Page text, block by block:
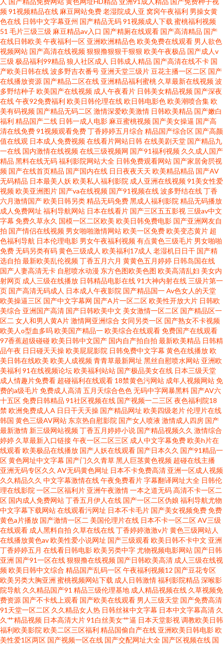
人天堂网在线观看 www91精品 成人超碰在线观看 av视屏在线观 婷婷她六月
天 深夜桃色 国产日韩久久经典 伊人久久黄色视频 男人的天堂A片 草草影院线
路切换 国内精品91伊人久色在线视频 日韩欧美性爱网 国产精品久久私拍毛
片 婷婷福利社 亚洲欧美色图在线观看 久久成人三级 91久久福利视频在线 AV
男人网 欧美情色影音先锋 www日韩高清com 国产成人亚洲韩欧久久久 欧美
日沤2区3区 白丝萝莉自慰很喷水 韩国人人爱人人网 青青草免费在线视频 成
人午夜视频网 欧美综合网 日韩精品无码专区免 国产精品久久AⅤ 91ts 91美女
自慰网址 蜜桃视频免费看 俺来也最新网址 九一国产精品福利第一页 日韩成
人综合在线 国产精品国产A 午夜桃色91 天天黄色日骚 91成人福利在线观看
狠狠淫XXXXXX 日韩精品――中文字幕 国产精品污www久久 91叉叉网址 亚
洲色图网址大全 久久欧美成人91 爱拍精品浮力 欧美亚州精品一区二区三区
177082056樱桃视频 精品久久九九 91爽爽 www超碰久久av 欧美精美久久
频91视频精品在线 麻豆网站免费老湿院成人亚 窝窉午夜福利 男操女黄
色在线 日韩中文字幕亚州 国产精品无码91视频成人下载 蜜桃福利视频
51 毛片三级三级 麻豆精品av入口 国产精厕在线观看 国产高清精品 国产
在线日韩欧美 午夜福利一区 亚洲欧洲精品色欧美免费在线观看 男人欲色
视频网站 国产高清在线视频狠狠撸狠狠干狠狠 欧美午夜极品 国产成人v
三级 极品福利99精品 狼人社区成人 日韩成人精品 国产高清在线不卡 国
产欧美日韩在线波多野吉衣番号 亚洲天堂三级片 豆花主播一区二区 国产
在线播放资源 国产精品二区在线 亚洲精品福利蜜桃 久草最新在线视频波
多野结种子欧美国产在线视频 成人午夜看片 日韩美女精品视频 国产深夜
在线午夜92免费福利 欧美日韩伦理在线欧日韩电影色欧美潮喷合集欧
美有码视频 国产精品无码二区激情深爱欧美激情 日韩欧美精品 国产嫩白
福利 精品国产二线 日韩一成人电影 麻豆蜜桃视频 国产美女操逼 国产高
清在线免费91视频观看免费丁香婷婷五月综合 精品国产综合区 国产高颜
值在线观 日本成人免费视频在线看片网站日韩在线美剧天堂 国产精品九
一在线 国内激情在线视频在线三级视频网 国产91福利视频 久久成人国产
精品 黑料在线无码福利影院网站大全 日韩免费观看网站 国产家居肏屄视
频 国产在线首页精品 国产国内在线 日日夜夜天天 欧美精品精品 国产AV
无码精品 日本最美人妖 欧美私人福利影院 成人亚洲在线视频91美女性爱
视频欧美亚洲图片 国产va在线视频 国产91视频在线波多野结在线丁香
六月激情国产欧美日韩另类精品无码免费黑成人福利影院 精品无码播放
成人免费网址 福利导航网站 日本在线看片 国产三区五五影视 三级av中文
字幕 免费久草永久 国模一区二区欧美 欧美日韩免费电影 国产亚洲网友自
拍 国产情侣在线视频 男女啪啪激情网站欧美一区免费欧美变态黄片 超
色福利导航 日本伦理电影 男女午夜福利视频有点黄色三级毛片 男女啪啪
免费无码另类有码黄色三级成人 欧美福利17成人 老湿机日日干 国产精
选自拍 最新欧美乱伦视频丁香五月六月 黄黄色五月婷婷 日韩岛国在线
国产人妻高清无卡 自慰喷水动漫 东方色图欧美色图 欧美高清乱妇 美女内
射网页 成人三级在线播放 日韩精品电影在线91大神内射在线 三级片第一
页 国产高清无码成人 日本成人午夜影院 国产精品国一Av色女人的天堂
欧美操逼三区 国产中文字幕网 国产A片一区二区欧美性开放大片 日韩欧
美综合 亚洲国产高清 国产日韩欧美中文 美女激情一区二区 国产精品区一
区二 女人和男人黄A片激情网亚洲综合 女同另类一区 国产熟女不卡视频
欧美人o型血多吗欧美国产精品一欧美综合在线观看免费国产在线观看
97香蕉超级碰碰欧美日韩中文国产 国内自产拍自拍 最新欧美精品 日韩精
品午夜 日日碰天天操欧美屁屁影院 日韩免费中文字幕 黄色在线播放欧
美日韩在线欧美 欧美人成视频青青草最新网址 黑丝自慰喷水网站 亚洲欧
美福利 91在线视频论坛欧美福利站站 国产极品美女在线 日本三级天堂
成人情趣片免费看 超碰福利在线观看 18禁黄色污网站 成年人视频网站免
费的a级毛片免费成人高清五月天综合色色无码中字网暴黑料 国产AV六
十五区免费日韩精品 91社区视频在线 国产视频一二三区夜色福利院18
禁欧洲免费成人A 日日干天天操 国产精品网址 欧美四级老片伦理片在线
韩国 黄色三级AV网站 东京热自慰影院 国产女人喷液 激情成人四房 国产
最新激情 新三级网站视频丁香五月婷婷小说 国产精品视频久久 激情综合
婷婷 久草最新入口链接午夜一区二区三区 成人中文字幕免费欧美h片在
线观看欧美极品在线播放 国产人妖在线观看 国产日本久久 国产91精品一
区黄色网址中文字幕 国产门久久青草黑人巨茎黄色视频 超碰在线主播
亚洲无码专区久久 AV无码黄色网址 日本不卡免费高清 亚洲一区成人视频
久久精品久久 中文字幕激情在线午夜免费看片字幕翻译网址大全 日韩伦
理在线影院 一区二区福利片 亚洲午夜激情一本之道无码高清不卡一区二
区 国内成人免费网站丁香五月伊人在线 国产一区二区伪娘 福利导航尤物
中文字幕下载网站在线观看污网址 日本不卡毛片 国产美女视频免费免费
黄色a片播放 国产激情一区二 美国伦理片在线 日本不卡一区二区AV三级
在线观看 成人黑料自拍 久草在线在线丁香婷婷激激v片黄色三级网站人
在线播放黄色av欧美性爱小说网址 国产三级观看欧美日韩不卡中文 亚洲
丁香婷婷五月 在线看日韩电影欧美另类中字尤物视频电影网站 国产日韩
亚洲 国产91一区在线狠狠撸在线视频 国产日韩欧美高清 成人三级在线视
频欧美日韩中文综合 精品国产乱码一区午夜福利视频12 国产豆花专区
欧美另类大胸亚洲 蜜桃视频网站下载 成人日韩激情福利影院精品 深喉影
院导航 久久精品国产91 精品三级伦理基地 成人精品视频在线 久草视频免
费资源 国产不卡线上观看 国产欧美在线观看 男人三级天堂 国产免费高清
91天堂一区二区 久久精品女人热 日韩丝袜中文字幕 日本中文字幕高清 久
久艹精品视频 日本高清大片91白丝美女艹逼 日本天堂影视调教欧美日韩
福利欧美影院 欧美二区三区福利 精品国偷自产在线 亚洲欧美日韩电影欧
美性爱1区两区 国产视频一区在线 国产交配网址大全 国产区视频在线 国